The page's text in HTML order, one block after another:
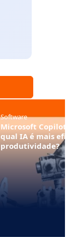
Software
Microsoft Copilot
qual IA é mais
produtividade?